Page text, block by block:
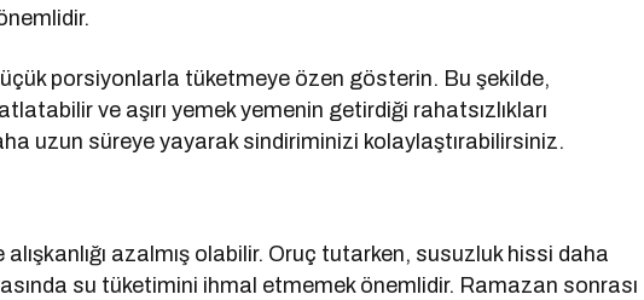
porsiyonlarla tüketmeye özen gösterin. Bu şekilde,
ve aşırı yemek yemenin getirdiği rahatsızlıkları
uzun süreye yayarak sindiriminizi kolaylaştırabilirsiniz.
azalmış olabilir. Oruç tutarken, susuzluk hissi daha
su tüketimini ihmal etmemek önemlidir. Ramazan sonrası